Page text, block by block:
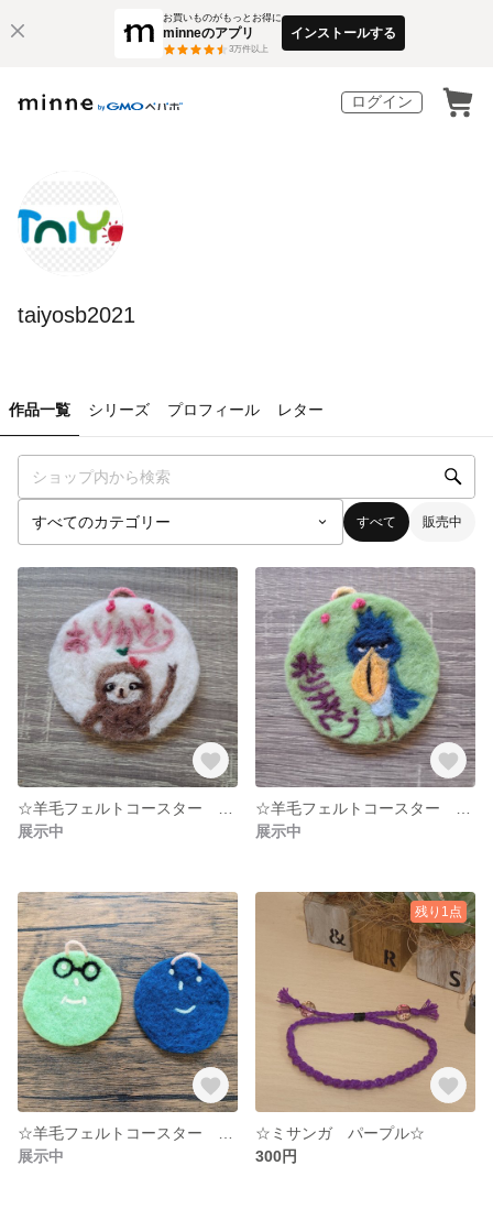
お買いものがもっとお得に
minneのアプリ
3万件以上
インストールする
ログイン
taiyosb2021
作品一覧 シリーズ プロフィール レター
すべて 販売中
展示中
展示中
展示中
残り1点
☆ミサンガ パープル☆
300円